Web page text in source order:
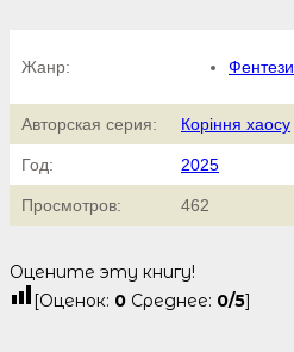
Жанр: Фентези
Авторская серия: Коріння хаосу
Год: 2025
Просмотров: 462
Оцените эту книгу!
[Оценок: 0 Среднее: 0/5]